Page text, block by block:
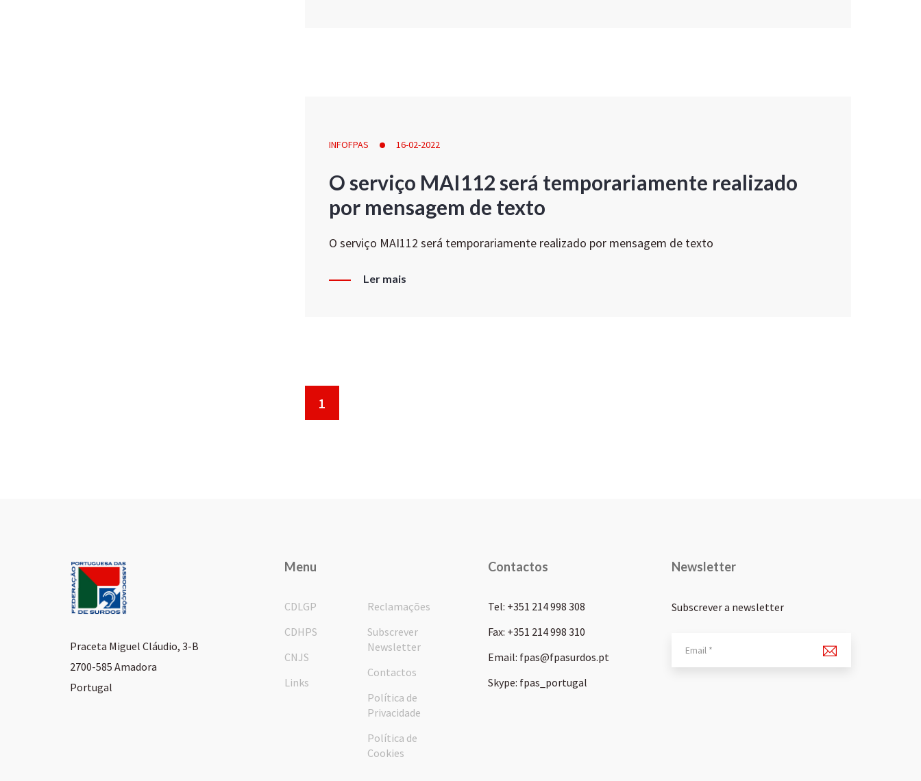
INFOFPAS 16-02-2022
O serviço MAI112 será temporariamente realizado
por mensagem de texto
O serviço MAI112 será temporariamente realizado por mensagem de texto
Ler mais
1
Praceta Miguel Cláudio, 3-B
2700-585 Amadora
Portugal
Menu
CDLGP
CDHPS
CNJS
Links
Reclamações
Subscrever
Newsletter
Contactos
Política de
Privacidade
Política de
Cookies
Contactos
Tel: +351 214 998 308
Fax: +351 214 998 310
Email: fpas@fpasurdos.pt
Skype: fpas_portugal
Newsletter
Subscrever a newsletter